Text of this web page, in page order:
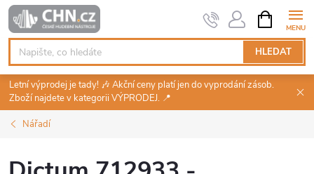
Přejít
na
obsah
HLEDAT
NÁKUPNÍ
KOŠÍK
Letní výprodej je tady! 🎶 Akční ceny platí jen do vyprodání zásob.
Zboží najdete v kategorii VÝPRODEJ. 📍
Nářadí